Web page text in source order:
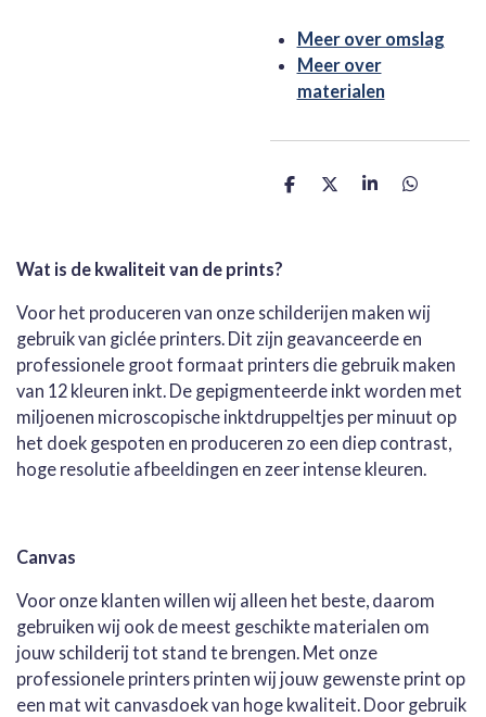
Meer over omslag
Meer over
materialen
D
D
S
D
Wat is de kwaliteit van de prints?
Voor het produceren van onze schilderijen maken wij
gebruik van giclée printers. Dit zijn geavanceerde en
professionele groot formaat printers die gebruik maken
van 12 kleuren inkt. De gepigmenteerde inkt worden met
miljoenen microscopische inktdruppeltjes per minuut op
het doek gespoten en produceren zo een diep contrast,
hoge resolutie afbeeldingen en zeer intense kleuren.
Canvas
Voor onze klanten willen wij alleen het beste, daarom
gebruiken wij ook de meest geschikte materialen om
jouw schilderij tot stand te brengen. Met onze
professionele printers printen wij jouw gewenste print op
een mat wit canvasdoek van hoge kwaliteit. Door gebruik